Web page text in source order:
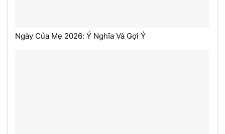
Ngày Của Mẹ 2026: Ý Nghĩa Và Gợi Ý